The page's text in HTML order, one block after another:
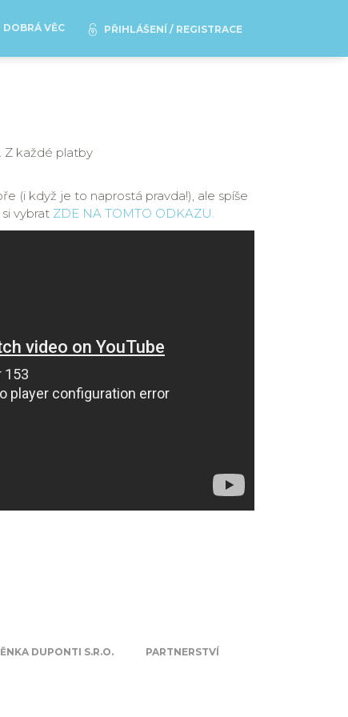
DOBRÁ VĚC PŘIHLÁŠENÍ / REGISTRACE
Z každé platby
(i když je to naprostá pravda!), ale spíše
vybrat ZDE NA TOMTO ODKAZU.
DUPONTI S.R.O. PARTNERSTVÍ